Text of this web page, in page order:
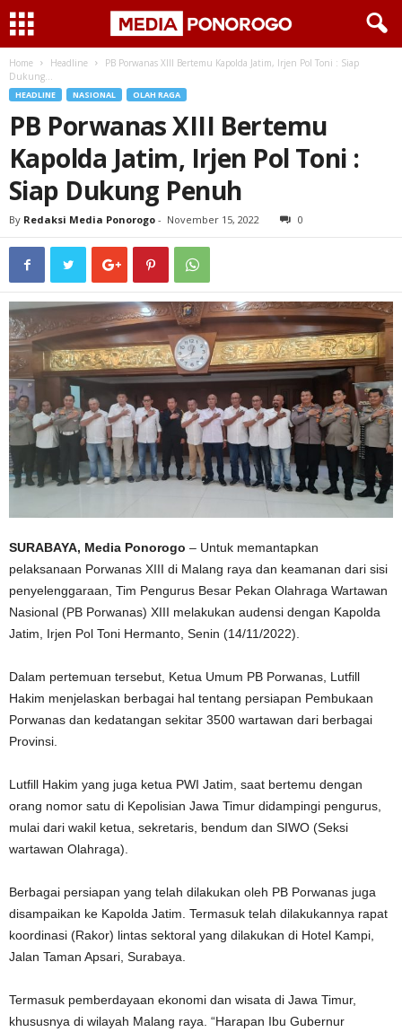
Home Headline
PB Porwanas XIII Bertemu Kapolda Jatim, Irjen Pol Toni : Siap
Dukung...
HEADLINE NASIONAL OLAH RAGA
PB Porwanas XIII Bertemu
Kapolda Jatim, Irjen Pol Toni :
Siap Dukung Penuh
By Redaksi Media Ponorogo - November 15, 2022 0
SURABAYA, Media Ponorogo – Untuk memantapkan
pelaksanaan Porwanas XIII di Malang raya dan keamanan dari sisi
penyelenggaraan, Tim Pengurus Besar Pekan Olahraga Wartawan
Nasional (PB Porwanas) XIII melakukan audensi dengan Kapolda
Jatim, Irjen Pol Toni Hermanto, Senin (14/11/2022).
Dalam pertemuan tersebut, Ketua Umum PB Porwanas, Lutfill
Hakim menjelaskan berbagai hal tentang persiapan Pembukaan
Porwanas dan kedatangan sekitar 3500 wartawan dari berbagai
Provinsi.
Lutfill Hakim yang juga ketua PWI Jatim, saat bertemu dengan
orang nomor satu di Kepolisian Jawa Timur didampingi pengurus,
mulai dari wakil ketua, sekretaris, bendum dan SIWO (Seksi
wartawan Olahraga).
Berbagai persiapan yang telah dilakukan oleh PB Porwanas juga
disampaikan ke Kapolda Jatim. Termasuk telah dilakukannya rapat
koordinasi (Rakor) lintas sektoral yang dilakukan di Hotel Kampi,
Jalan Taman Apsari, Surabaya.
Termasuk pemberdayaan ekonomi dan wisata di Jawa Timur,
khususnya di wilayah Malang raya. “Harapan Ibu Gubernur